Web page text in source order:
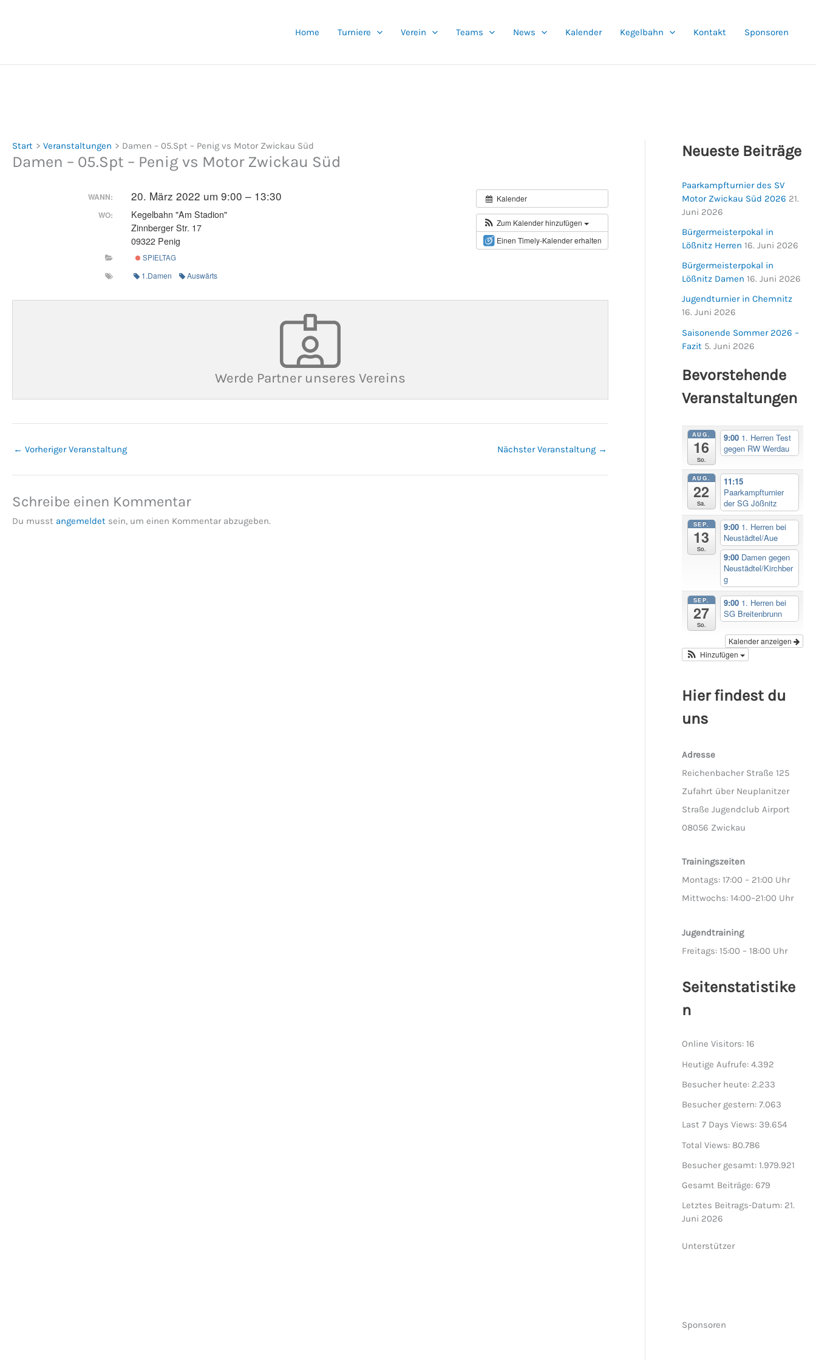
Home Turniere Verein Teams News Kalender Kegelbahn Kontakt Sponsoren
Start Veranstaltungen Damen – 05.Spt – Penig vs Motor Zwickau Süd
Damen – 05.Spt – Penig vs Motor Zwickau Süd
Kalender
Zum Kalender hinzufügen
Einen Timely-Kalender erhalten
WANN: 20. März 2022 um 9:00 – 13:30
WO:
Kegelbahn "Am Stadion"
Zinnberger Str. 17
09322 Penig
SPIELTAG
1.Damen Auswärts
Werde Partner unseres Vereins
← Vorheriger Veranstaltung Nächster Veranstaltung →
Schreibe einen Kommentar
Du musst angemeldet sein, um einen Kommentar abzugeben.
Neueste Beiträge
Paarkampfturnier des SV
Motor Zwickau Süd 2026 21.
Juni 2026
Bürgermeisterpokal in
Lößnitz Herren 16. Juni 2026
Bürgermeisterpokal in
Lößnitz Damen 16. Juni 2026
Jugendturnier in Chemnitz
16. Juni 2026
Saisonende Sommer 2026 –
Fazit 5. Juni 2026
Bevorstehende
Veranstaltungen
AUG.
16
So.
9:00 1. Herren Test
gegen RW Werdau
AUG.
22
Sa.
11:15
Paarkampfturnier
der SG Jößnitz
SEP.
13
So.
9:00 1. Herren bei
Neustädtel/Aue
9:00 Damen gegen
Neustädtel/Kirchber
g
SEP.
27
So.
9:00 1. Herren bei
SG Breitenbrunn
Kalender anzeigen
Hinzufügen
Hier findest du
uns
Adresse
Reichenbacher Straße 125
Zufahrt über Neuplanitzer
Straße Jugendclub Airport
08056 Zwickau
Trainingszeiten
Montags: 17:00 – 21:00 Uhr
Mittwochs: 14:00–21:00 Uhr
Jugendtraining
Freitags: 15:00 – 18:00 Uhr
Seitenstatistike
n
Online Visitors:16
Heutige Aufrufe:4.392
Besucher heute: 2.233
Besucher gestern:7.063
Last 7 Days Views: 39.654
Total Views: 80.786
Besucher gesamt:1.979.921
Gesamt Beiträge:679
Letztes Beitrags-Datum: 21.
Juni 2026
Unterstützer
Sponsoren